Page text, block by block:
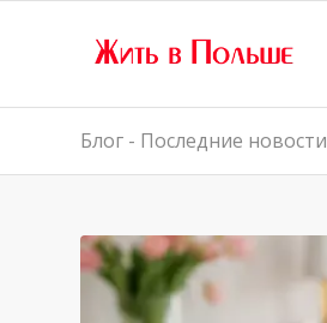
Блог - Последние новости